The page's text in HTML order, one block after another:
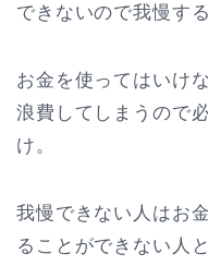
できないので我慢す
お金を使ってはいけ
浪費してしまうので
け。
我慢できない人はお
ることができない人